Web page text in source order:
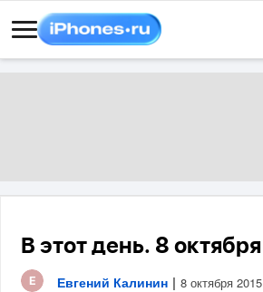
В этот день. 8 октября
Евгений Калинин | 8 октября 2015